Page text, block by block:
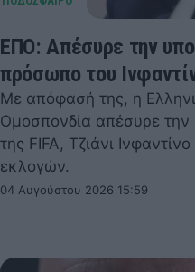
ΕΠΟ: Απέσυρε την
πρόσωπο του
Με απόφασή της, η
Ομοσπονδία απέσυρε την
της FIFA, Τζιάνι
εκλογών.
04 Αυγούστου 2026 15:59